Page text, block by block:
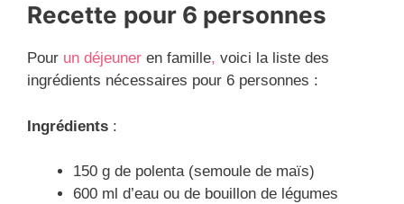
Recette pour 6 personnes
Pour un déjeuner en famille, voici la liste des
ingrédients nécessaires pour 6 personnes :
Ingrédients :
150 g de polenta (semoule de maïs)
600 ml d’eau ou de bouillon de légumes